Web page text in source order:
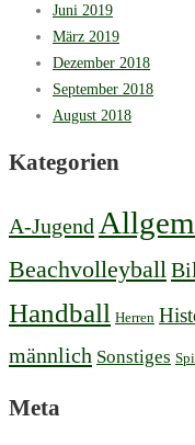
Juni 2019
März 2019
Dezember 2018
September 2018
August 2018
Kategorien
A-Jugend
Beachvolleyball
Handball Herren
männlich Sonstiges
Meta